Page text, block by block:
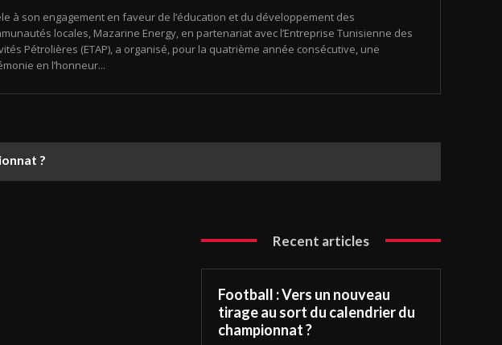
à son engagement en faveur de l’éducation et du développement des
locales, Mazarine Energy, en partenariat avec l’Entreprise Tunisienne des
Pétrolières (ETAP), a organisé, pour la quatrième année consécutive, une
en l’honneur...
?
Recent articles
Football : Vers un nouveau
tirage au sort du calendrier du
championnat ?